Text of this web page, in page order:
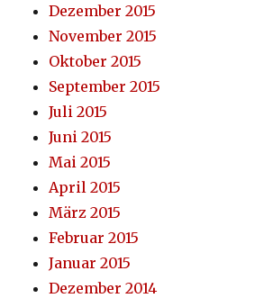
Dezember 2015
November 2015
Oktober 2015
September 2015
Juli 2015
Juni 2015
Mai 2015
April 2015
März 2015
Februar 2015
Januar 2015
Dezember 2014